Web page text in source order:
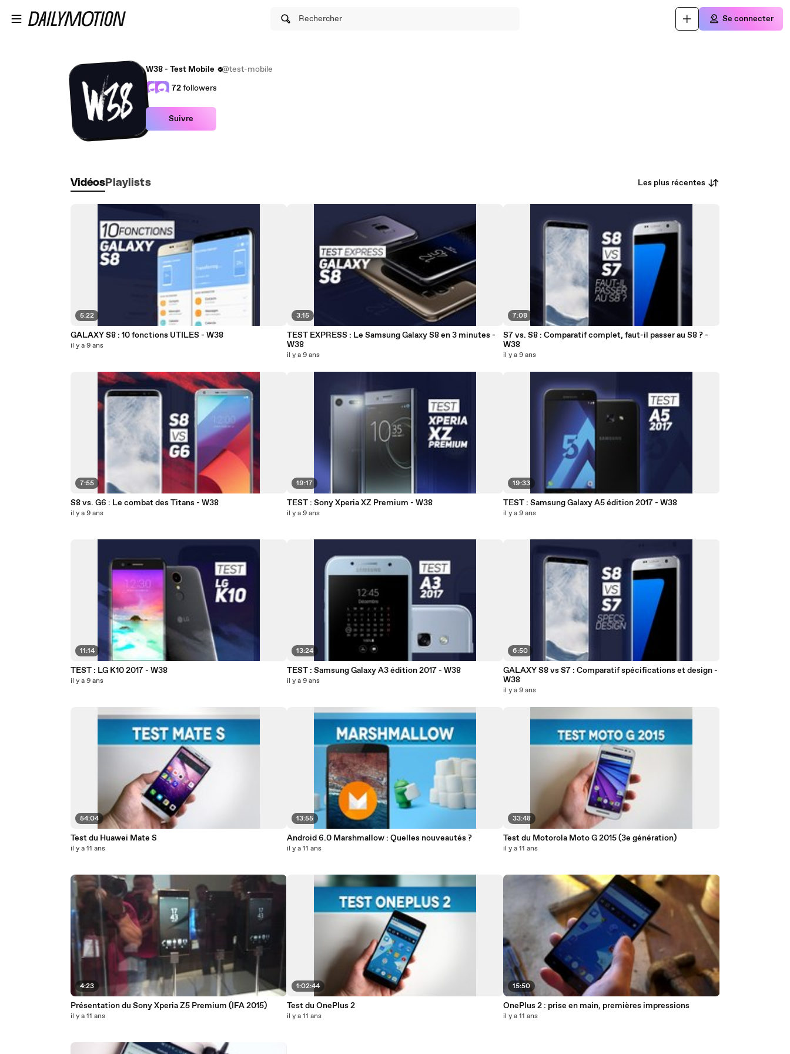
Rechercher Se connecter
W38 - Test Mobile
@test-mobile
72followers
Suivre
Vidéos Playlists Les plus récentes
5:22
GALAXY S8 : 10 fonctions UTILES - W38
il y a 9 ans
7:55
S8 vs. G6 : Le combat des Titans - W38
il y a 9 ans
11:14
TEST : LG K10 2017 - W38
il y a 9 ans
54:04
Test du Huawei Mate S
il y a 11 ans
4:23
Présentation du Sony Xperia Z5 Premium (IFA 2015)
il y a 11 ans
3:15
TEST EXPRESS : Le Samsung Galaxy S8 en 3 minutes -
W38
il y a 9 ans
19:17
TEST : Sony Xperia XZ Premium - W38
il y a 9 ans
13:24
TEST : Samsung Galaxy A3 édition 2017 - W38
il y a 9 ans
13:55
Android 6.0 Marshmallow : Quelles nouveautés ?
il y a 11 ans
1:02:44
Test du OnePlus 2
il y a 11 ans
7:08
S7 vs. S8 : Comparatif complet, faut-il passer au S8 ? -
W38
il y a 9 ans
19:33
TEST : Samsung Galaxy A5 édition 2017 - W38
il y a 9 ans
6:50
GALAXY S8 vs S7 : Comparatif spécifications et design -
W38
il y a 9 ans
33:48
Test du Motorola Moto G 2015 (3e génération)
il y a 11 ans
15:50
OnePlus 2 : prise en main, premières impressions
il y a 11 ans